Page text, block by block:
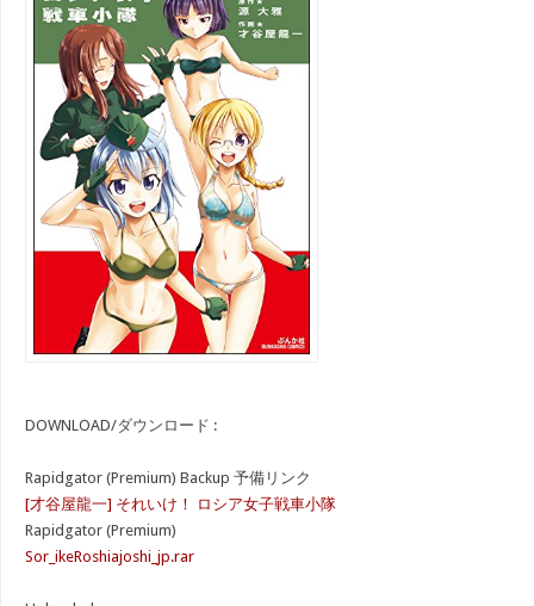
DOWNLOAD/ダウンロード :
Rapidgator (Premium) Backup 予備リンク
[才谷屋龍一] それいけ！ ロシア女子戦車小隊
Rapidgator (Premium)
Sor_ikeRoshiajoshi_jp.rar